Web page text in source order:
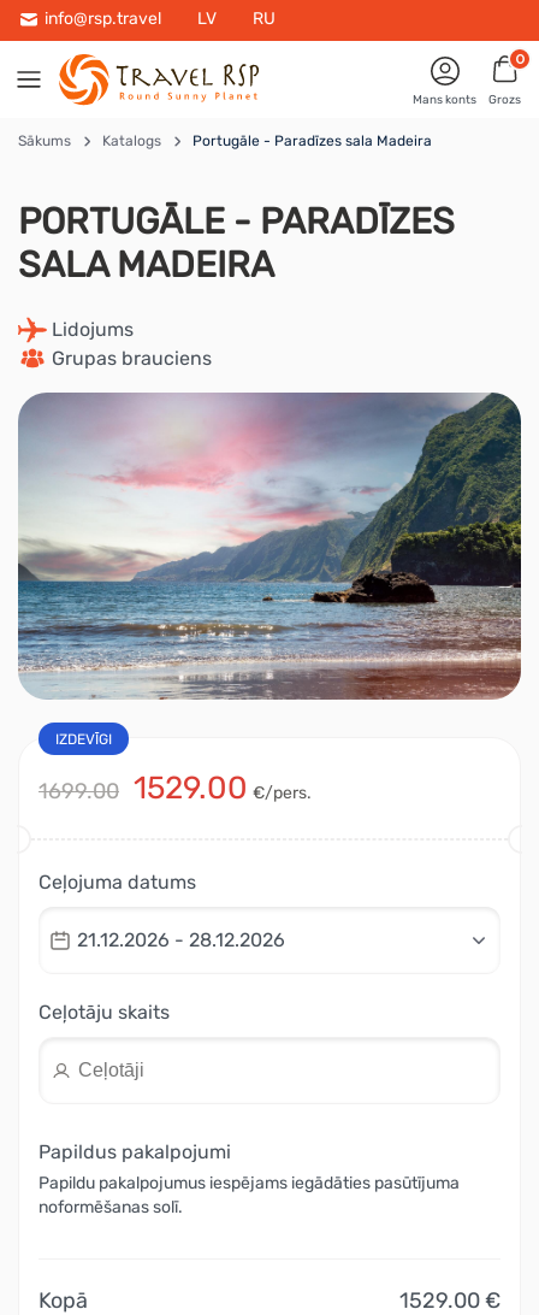
info@rsp.travel LV RU
Mans konts
0
Grozs
Sākums Katalogs Portugāle - Paradīzes sala Madeira
PORTUGĀLE - PARADĪZES
SALA MADEIRA
Lidojums
Grupas brauciens
IZDEVĪGI
1699.00 1529.00 €/pers.
Ceļojuma datums
21.12.2026 - 28.12.2026
Ceļotāju skaits
Papildus pakalpojumi
Papildu pakalpojumus iespējams iegādāties pasūtījuma
noformēšanas solī.
Kopā 1529.00 €